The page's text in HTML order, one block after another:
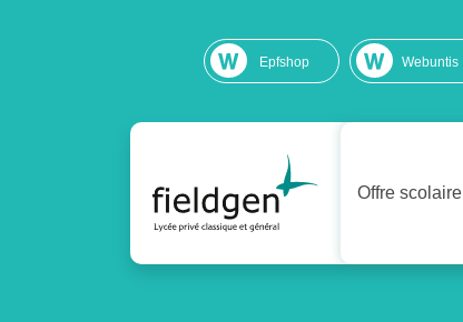
Epfshop Webuntis
Offre scolaire